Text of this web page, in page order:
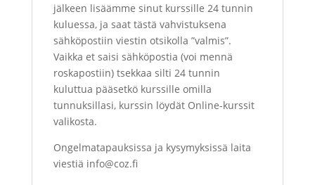
jälkeen lisäämme sinut kurssille 24 tunnin
kuluessa, ja saat tästä vahvistuksena
sähköpostiin viestin otsikolla ”valmis”.
Vaikka et saisi sähköpostia (voi mennä
roskapostiin) tsekkaa silti 24 tunnin
kuluttua pääsetkö kurssille omilla
tunnuksillasi, kurssin löydät Online-kurssit
valikosta.
Ongelmatapauksissa ja kysymyksissä laita
viestiä info@coz.fi